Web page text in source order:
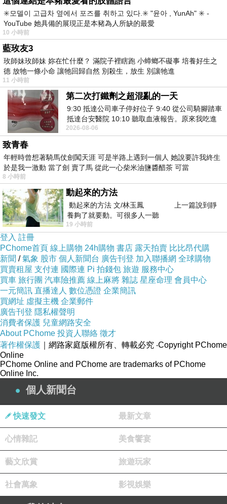
我才剛從京都回來，當天就被一位情緒過度激動
的工作對象劈頭痛罵，最後只好代出版社墊了一
筆鉅額稿費；接著沒兩天上山掃墓，弟弟在山路
上會車時還撞上硬要見縫插針的機車。原本回家
想好好平靜休息一下，居然還要面對衣櫃門崩
解，以及上頭那枚本來好好放在桌上的洗濯章。
這一切實在太過於戲劇化，以致於我只好無力地
蹲在地上久久。
有點想哭，又有點想笑，最後我站起身來，拿了
相機拍下案發現場。相機裡最後一張照片是在關
西機場，下一張居然是我衣櫃門板崩下來的房
間。
留下紀錄後，正打算扶起門板時，總算讓我搞清
楚洗濯章怎麼來的了。因為矮櫃上放有一盒平時
我最常使用的橡皮章，無巧不巧門板崩下來時上
緣剛好打中了矮櫃上的木盤，基於翹翹板或說槓
桿原理，一些橡皮章們就飛了起來，而洗濯章正
好飛得比較遠，直直地降落在門板中央。
✳️모델이 고급차 옆에서 포즈를 취하고 있다.✳️ "윤아 , YunAh" ✳️ -
YouTube 她具備的展現正是本豬為人所缺的最愛
10 小時前
藍玫友3
玫師妹玫師妹 妳在忙什麼？ 滿院子裡瞎跑 小蟑螂不礙事 培養好生之
德 放牠一條小命 讓牠回歸自然 別殺生，放生 別讓牠進
11 小時前
第二次打鐵劑之超混亂的一天
9:30 抵達公司車子停好位子 9:40 從公司騎腳踏車
抵達台安醫院 10:10 聽取血液報告。原來我吃進
去的 B12 彌可保並非沒有吸收而是超
2026-08-06
致青春
年輕時曾想著騎馬仗劍闖天涯 可是半路上遇到一個人 她說要許我終生
於是我一激動 當了劍 賣了馬 從此一心柴米油鹽醬醋茶 可當
8 小時前
動起來的方法
動起來的方法 文/林玉鳳 上一篇說到靜
養夠了就要動。可很多人一聽
19 小時前
登入 註冊
PChome首頁 線上購物 24h購物 書店 露天拍賣 比比昂代購
新聞 /氣象 股市 個人新聞台 廣告刊登 加入聯播網 全球購物
買賣租屋 支付連 國際連 Pi 拍錢包 旅遊 服務中心
買車 旅行團 汽車險推薦 線上麻將 雜誌 星座命理 會員中心
一元簡訊 直播達人 數位憑證 企業簡訊
買網址 虛擬主機 企業郵件
廣告刊登 隱私權聲明
消費者保護 兒童網路安全
About PChome 投資人聯絡 徵才
著作權保護 ｜網路家庭版權所有、轉載必究 ‧Copyright PChome
Online
PChome Online and PChome are trademarks of PChome
Online Inc.
個人新聞台
快速發文 最新文章
心情雜記 美食饗宴
藝文欣賞 旅遊玩家
社會萬象 影視娛樂